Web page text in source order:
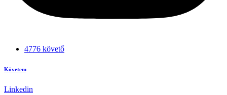
4776 követő
Követem
Linkedin